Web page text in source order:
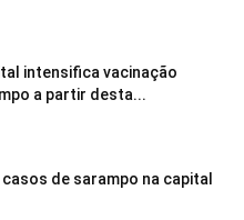
intensifica vacinação
a partir desta...
de sarampo na capital